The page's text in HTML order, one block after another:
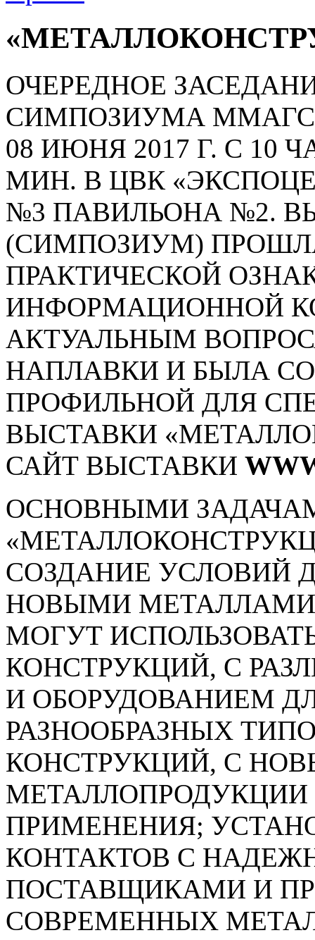
ОЧЕРЕДНОЕ
СИМПОЗИУМА ММАГС
08 ИЮНЯ 2017 Г. С 10
МИН. В ЦВК
№3 ПАВИЛЬОНА №2.
(СИМПОЗИУМ)
ПРАКТИЧЕСКОЙ
ИНФОРМАЦИОННОЙ
АКТУАЛЬНЫМ
НАПЛАВКИ И БЫЛА
ПРОФИЛЬНОЙ ДЛЯ
ВЫСТАВКИ
САЙТ ВЫСТАВКИ
ОСНОВНЫМИ
СОЗДАНИЕ УСЛОВИЙ
НОВЫМИ
МОГУТ
КОНСТРУКЦИЙ, С
И ОБОРУДОВАНИЕМ
РАЗНООБРАЗНЫХ
КОНСТРУКЦИЙ, С
МЕТАЛЛОПРОДУКЦИИ
ПРИМЕНЕНИЯ;
КОНТАКТОВ С
ПОСТАВЩИКАМИ И
СОВРЕМЕННЫХ